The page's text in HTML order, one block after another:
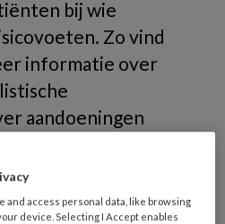
bij wie
Zo vind
informatie over
aandoeningen
in
and access personal data, like browsing
device. Selecting I Accept enables